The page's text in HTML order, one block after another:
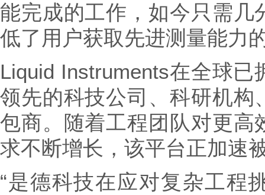
能完成的工作，如今只需
低了用户获取先进测量能力
Liquid Instruments在全球
领先的科技公司、科研机构
包商。随着工程团队对更高
求不断增长，该平台正加速
“是德科技在应对复杂工程